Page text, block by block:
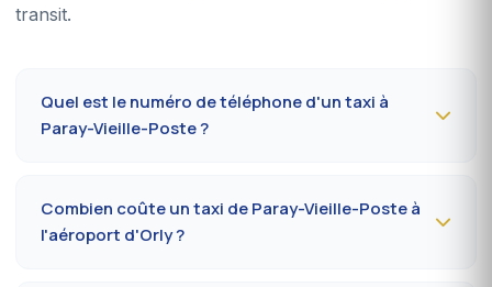
transit.
Quel est le numéro de téléphone d'un taxi à
Paray-Vieille-Poste ?
09 80 80 04 62
. Confirmation par SMS
sous 30 minutes, prise en charge dans la commune en
Combien coûte un taxi de Paray-Vieille-Poste à
l'aéroport d'Orly ?